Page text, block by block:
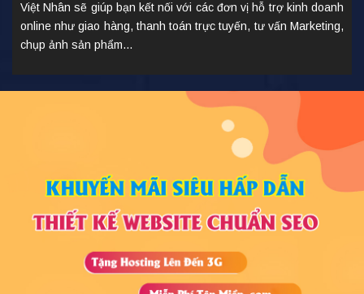
Việt Nhân sẽ giúp bạn kết nối với các đơn vị hỗ trợ kinh doanh
online như giao hàng, thanh toán trực tuyến, tư vấn Marketing,
chụp ảnh sản phẩm...